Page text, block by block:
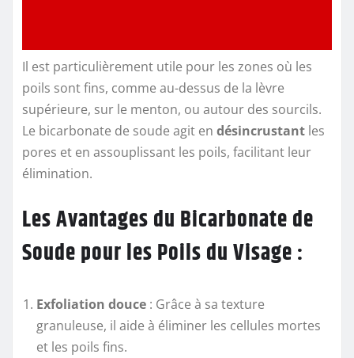
Il est particulièrement utile pour les zones où les
poils sont fins, comme au-dessus de la lèvre
supérieure, sur le menton, ou autour des sourcils.
Le bicarbonate de soude agit en désincrustant les
pores et en assouplissant les poils, facilitant leur
élimination.
Les Avantages du Bicarbonate de
Soude pour les Poils du Visage :
Exfoliation douce : Grâce à sa texture
granuleuse, il aide à éliminer les cellules mortes
et les poils fins.